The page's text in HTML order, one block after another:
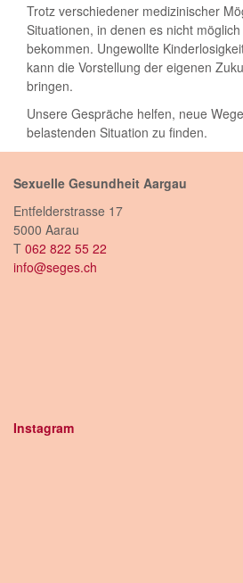
Trotz verschiedener medizinischer
Situationen, in denen es nicht
bekommen. Ungewollte
kann die Vorstellung der eigenen
bringen.
Unsere Gespräche helfen, neue
belastenden Situation zu finden.
Sexuelle Gesundheit Aargau
Entfelderstrasse 17
5000 Aarau
T 062 822 55 22
info@seges.ch
Instagram